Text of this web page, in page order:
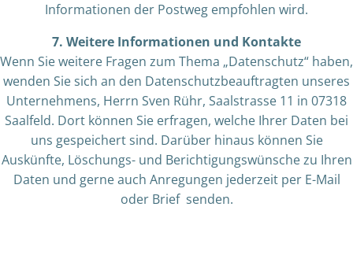
Informationen der Postweg empfohlen wird.
7. Weitere Informationen und Kontakte
Wenn Sie weitere Fragen zum Thema „Datenschutz“ haben,
wenden Sie sich an den Datenschutzbeauftragten unseres
Unternehmens, Herrn Sven Rühr, Saalstrasse 11 in 07318
Saalfeld. Dort können Sie erfragen, welche Ihrer Daten bei
uns gespeichert sind. Darüber hinaus können Sie
Auskünfte, Löschungs- und Berichtigungswünsche zu Ihren
Daten und gerne auch Anregungen jederzeit per E-Mail
oder Brief senden.